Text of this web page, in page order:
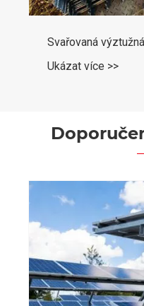
Svařovaná
Ukázat více >>